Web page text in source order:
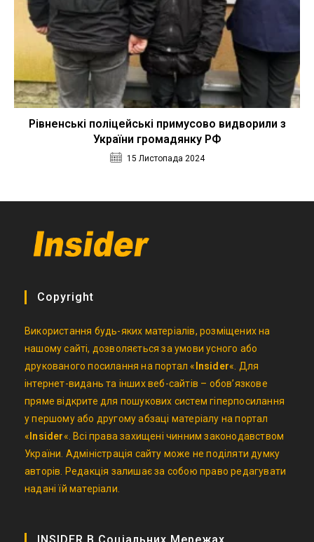
Рівненські поліцейські примусово видворили з
України громадянку РФ
15 Листопада 2024
Copyright
Використання будь-яких матеріалів, розміщених на
нашому сайті, дозволяється за умови усного або
друкованого посилання на портал « Insider«. Для
інтернет-видань та інших веб-сайтів – обов’язкове
пряме відкрите для пошукових систем гіперпосилання
у першому або другому абзаці матеріалу на портал
« Insider«. Всі права захищені чинним законодавством
України. Адміністрація сайту може не поділяти думку
авторів. Редакція залишає за собою право редагувати
надані їй матеріали.